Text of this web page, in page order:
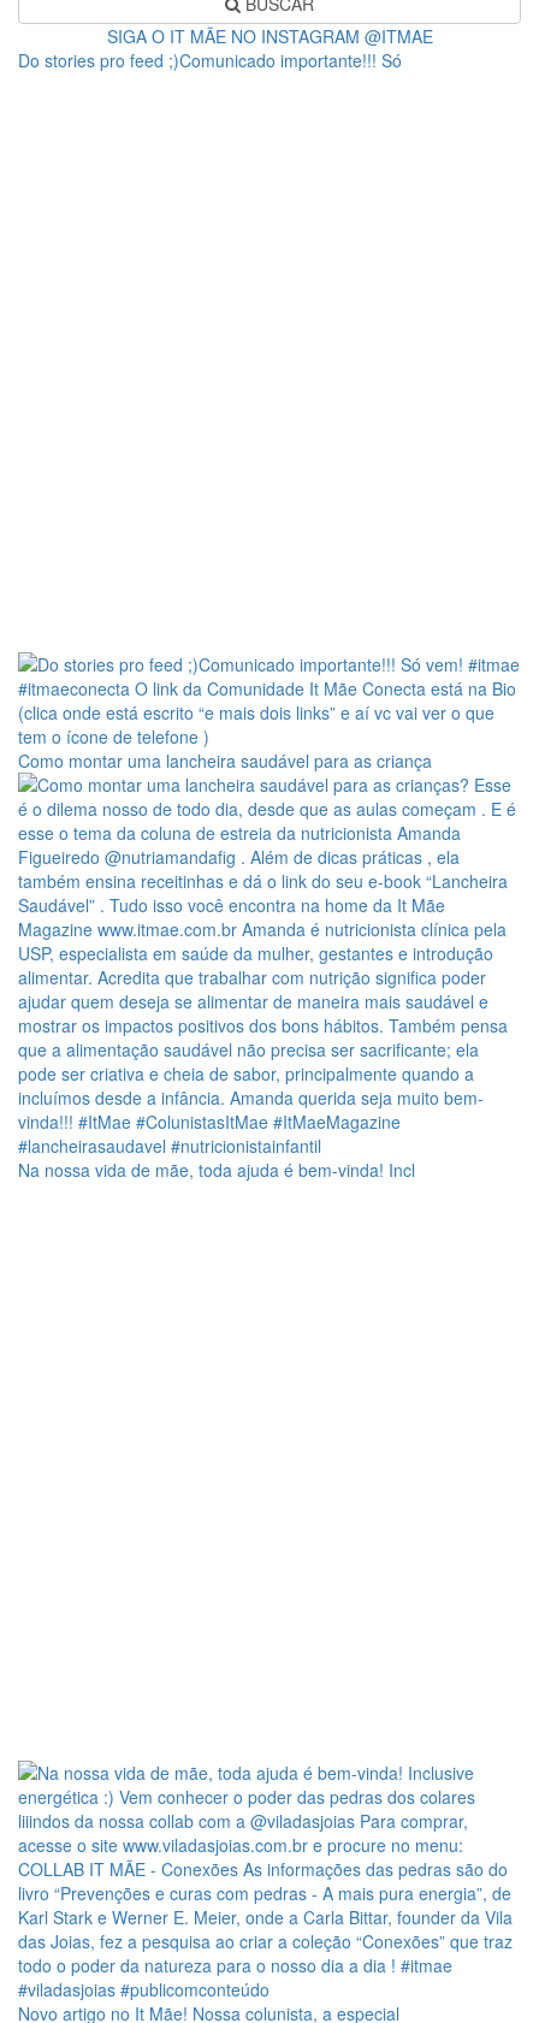
SIGA O IT MÃE NO INSTAGRAM @ITMAE
Do stories pro feed ;)Comunicado importante!!! Só
Como montar uma lancheira saudável para as criança
Na nossa vida de mãe, toda ajuda é bem-vinda! Incl
Novo artigo no It Mãe! Nossa colunista, a especial